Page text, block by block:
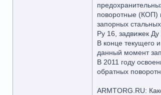
поворотные (КОП)
запорных
Ру 16, задвижек
В конце текущего
данный момент
В 2011 году
обратных
ARMTORG.RU: